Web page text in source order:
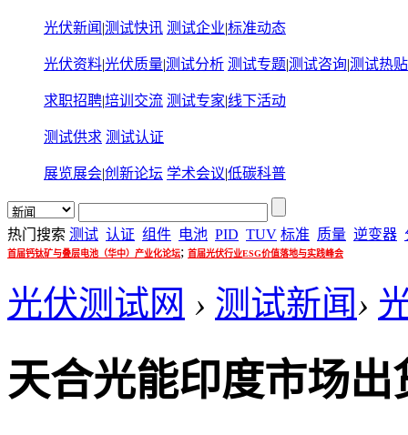
光伏新闻 |测试快讯 测试企业|标准动态
光伏资料|光伏质量|测试分析 测试专题|测试咨询|测试热贴
求职招聘|培训交流 测试专家|线下活动
测试供求 测试认证
展览展会|创新论坛 学术会议|低碳科普
热门搜索 测试 认证 组件 电池 PID TUV 标准 质量 逆变器
首届钙钛矿与叠层电池（华中）产业化论坛; 首届光伏行业ESG价值落地与实践峰会
光伏测试网 › 测试新闻›
天合光能印度市场